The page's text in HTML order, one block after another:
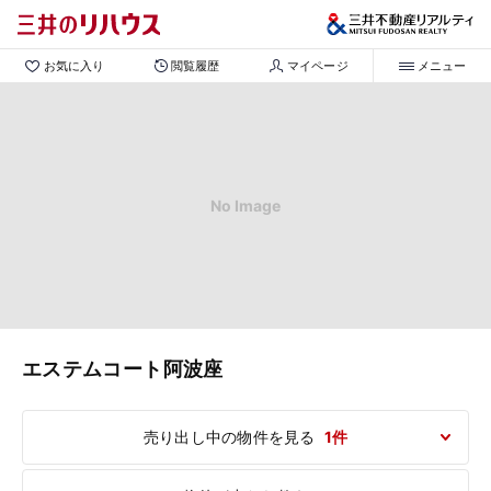
お気に入り 閲覧履歴 マイページ メニュー
No Image
エステムコート阿波座
売り出し中の物件を見る 1件